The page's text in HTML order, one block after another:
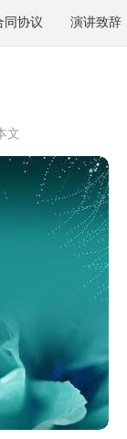
同协议 演讲致辞
文